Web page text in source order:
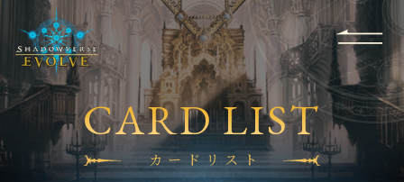
Q&A
EVENT SHOPS
FOR
BEGINNERS
APPLICATION
CONTACT
CARD LIST
カードリスト